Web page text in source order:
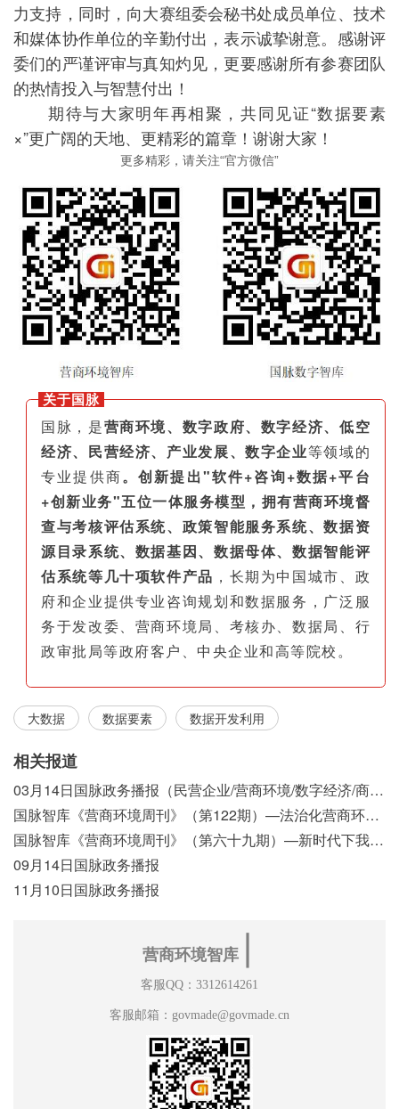
力支持，同时，向大赛组委会秘书处成员单位、技术
和媒体协作单位的辛勤付出，表示诚挚谢意。感谢评
委们的严谨评审与真知灼见，更要感谢所有参赛团队
的热情投入与智慧付出！
期待与大家明年再相聚，共同见证“数据要素
×”更广阔的天地、更精彩的篇章！谢谢大家！
更多精彩，请关注“官方微信”
关于国脉
国脉，是营商环境、数字政府、数字经济、低空
经济、民营经济、产业发展、数字企业等领域的
专业提供商。创新提出"软件+咨询+数据+平台
+创新业务"五位一体服务模型，拥有营商环境督
查与考核评估系统、政策智能服务系统、数据资
源目录系统、数据基因、数据母体、数据智能评
估系统等几十项软件产品 ，长期为中国城市、政
府和企业提供专业咨询规划和数据服务，广泛服
务于发改委、营商环境局、考核办、数据局、行
政审批局等政府客户、中央企业和高等院校。
大数据 数据要素 数据开发利用
相关报道
03月14日国脉政务播报（民营企业/营商环境/数字经济/商事制度改革）
国脉智库《营商环境周刊》（第122期）—法治化营商环境视域下我国行政执法公示制度浅析
国脉智库《营商环境周刊》（第六十九期）—新时代下我国营商环境标准体系构建初探
09月14日国脉政务播报
11月10日国脉政务播报
营商环境智库
客服QQ：3312614261
客服邮箱：govmade@govmade.cn